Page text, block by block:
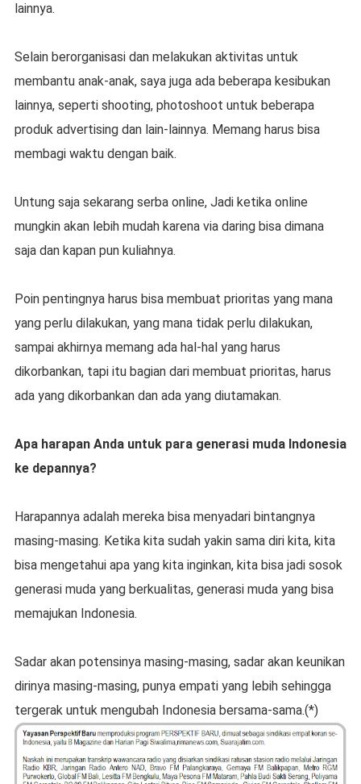
lainnya.
Selain berorganisasi dan melakukan aktivitas untuk
membantu anak-anak, saya juga ada beberapa kesibukan
lainnya, seperti shooting, photoshoot untuk beberapa
produk advertising dan lain-lainnya. Memang harus bisa
membagi waktu dengan baik.
Untung saja sekarang serba online, Jadi ketika online
mungkin akan lebih mudah karena via daring bisa dimana
saja dan kapan pun kuliahnya.
Poin pentingnya harus bisa membuat prioritas yang mana
yang perlu dilakukan, yang mana tidak perlu dilakukan,
sampai akhirnya memang ada hal-hal yang harus
dikorbankan, tapi itu bagian dari membuat prioritas, harus
ada yang dikorbankan dan ada yang diutamakan.
Apa harapan Anda untuk para generasi muda Indonesia
ke depannya?
Harapannya adalah mereka bisa menyadari bintangnya
masing-masing. Ketika kita sudah yakin sama diri kita, kita
bisa mengetahui apa yang kita inginkan, kita bisa jadi sosok
generasi muda yang berkualitas, generasi muda yang bisa
memajukan Indonesia.
Sadar akan potensinya masing-masing, sadar akan keunikan
dirinya masing-masing, punya empati yang lebih sehingga
tergerak untuk mengubah Indonesia bersama-sama.(*)